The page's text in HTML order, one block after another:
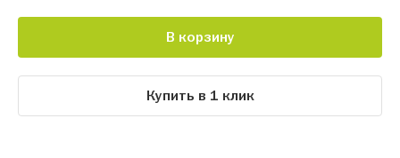
В корзину
Купить в 1 клик